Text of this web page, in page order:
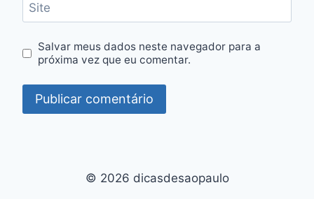
Site
Salvar meus dados neste navegador para a
próxima vez que eu comentar.
© 2026 dicasdesaopaulo